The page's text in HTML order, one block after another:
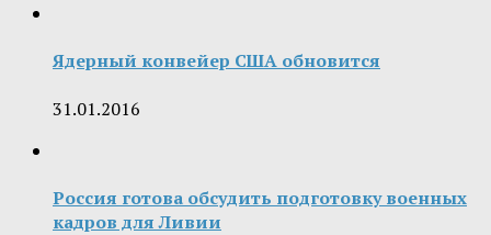
Ядерный конвейер США обновится
31.01.2016
Россия готова обсудить подготовку военных
кадров для Ливии